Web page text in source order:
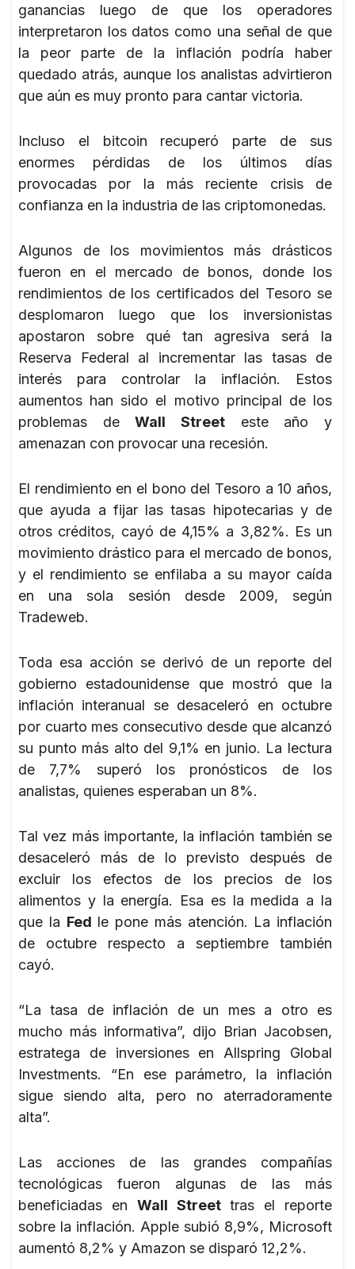
ganancias luego de que los operadores
interpretaron los datos como una señal de que
la peor parte de la inflación podría haber
quedado atrás, aunque los analistas advirtieron
que aún es muy pronto para cantar victoria.
Incluso el bitcoin recuperó parte de sus
enormes pérdidas de los últimos días
provocadas por la más reciente crisis de
confianza en la industria de las criptomonedas.
Algunos de los movimientos más drásticos
fueron en el mercado de bonos, donde los
rendimientos de los certificados del Tesoro se
desplomaron luego que los inversionistas
apostaron sobre qué tan agresiva será la
Reserva Federal al incrementar las tasas de
interés para controlar la inflación. Estos
aumentos han sido el motivo principal de los
problemas deWall Street este año y
amenazan con provocar una recesión.
El rendimiento en el bono del Tesoro a 10 años,
que ayuda a fijar las tasas hipotecarias y de
otros créditos, cayó de 4,15% a 3,82%. Es un
movimiento drástico para el mercado de bonos,
y el rendimiento se enfilaba a su mayor caída
en una sola sesión desde 2009, según
Tradeweb.
Toda esa acción se derivó de un reporte del
gobierno estadounidense que mostró que la
inflación interanual se desaceleró en octubre
por cuarto mes consecutivo desde que alcanzó
su punto más alto del 9,1% en junio. La lectura
de 7,7% superó los pronósticos de los
analistas, quienes esperaban un 8%.
Tal vez más importante, la inflación también se
desaceleró más de lo previsto después de
excluir los efectos de los precios de los
alimentos y la energía. Esa es la medida a la
que la Fed le pone más atención. La inflación
de octubre respecto a septiembre también
cayó.
“La tasa de inflación de un mes a otro es
mucho más informativa”, dijo Brian Jacobsen,
estratega de inversiones en Allspring Global
Investments. “En ese parámetro, la inflación
sigue siendo alta, pero no aterradoramente
alta”.
Las acciones de las grandes compañías
tecnológicas fueron algunas de las más
beneficiadas en Wall Streettras el reporte
sobre la inflación. Apple subió 8,9%, Microsoft
aumentó 8,2% y Amazon se disparó 12,2%.